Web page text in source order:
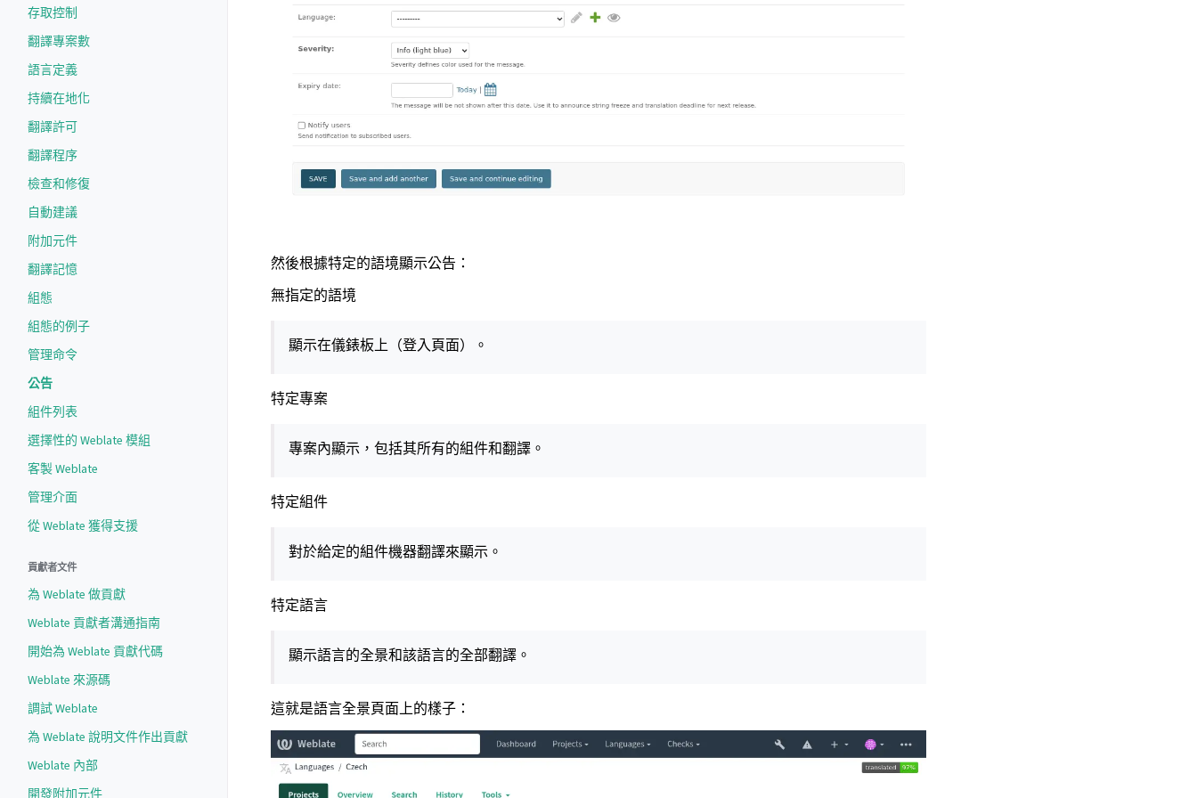
存取控制
翻譯專案數
語言定義
持續在地化
翻譯許可
翻譯程序
檢查和修復
自動建議
附加元件
翻譯記憶
組態
組態的例子
管理命令
公告
組件列表
選擇性的 Weblate 模組
客製 Weblate
管理介面
從 Weblate 獲得支援
貢獻者文件
為 Weblate 做貢獻
Weblate 貢獻者溝通指南
開始為 Weblate 貢獻代碼
Weblate 來源碼
調試 Weblate
為 Weblate 說明文件作出貢獻
Weblate 內部
開發附加元件
然後根據特定的語境顯示公告：
無指定的語境
顯示在儀錶板上（登入頁面）。
特定專案
專案內顯示，包括其所有的組件和翻譯。
特定組件
對於給定的組件機器翻譯來顯示。
特定語言
顯示語言的全景和該語言的全部翻譯。
這就是語言全景頁面上的樣子：